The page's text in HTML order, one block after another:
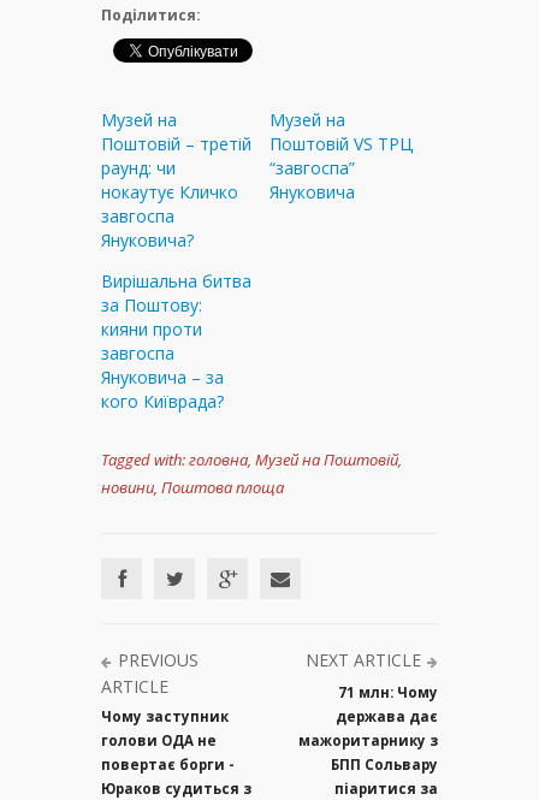
Поділитися:
Музей на
Поштовій – третій
раунд: чи
нокаутує Кличко
завгоспа
Януковича?
Музей на
Поштовій VS ТРЦ
“завгоспа”
Януковича
Вирішальна битва
за Поштову:
кияни проти
завгоспа
Януковича – за
кого Київрада?
Tagged with:головна, Музей на Поштовій,
новини, Поштова площа
PREVIOUS
ARTICLE
Чому заступник
голови ОДА не
повертає борги -
Юраков судиться з
NEXT ARTICLE
71 млн: Чому
держава дає
мажоритарнику з
БПП Сольвару
піаритися за